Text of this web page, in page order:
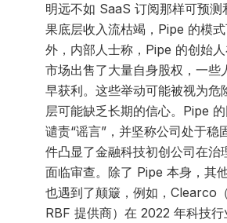
明远不如 SaaS 订阅那样可预测
果底层收入流枯竭，Pipe 的模
外，内部人士称，Pipe 的创始
市场出售了大量自身股权，一些
早获利。这些举动可能被视为危
层可能缺乏长期的信心。Pipe 的
谴责“谣言”，并坚称公司处于稳
件凸显了金融科技初创公司在治
面临审查。除了 Pipe 本身，其
也遇到了颠簸，例如，Clearco
RBF 提供商）在 2022 年科技